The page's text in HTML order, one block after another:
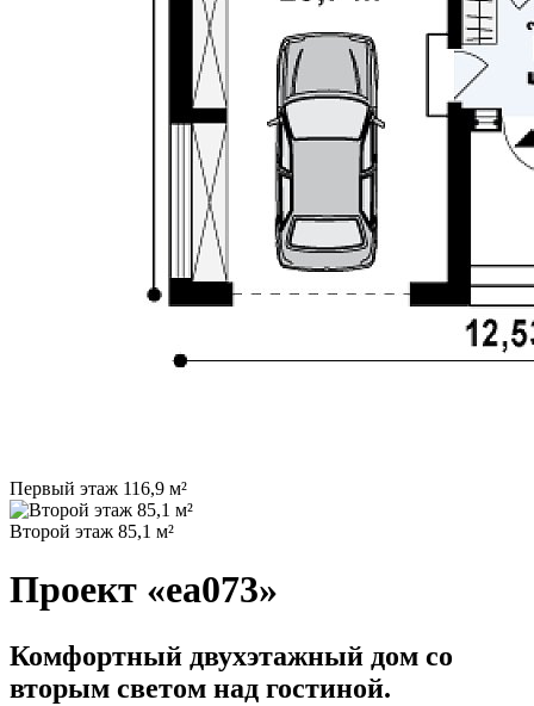
Первый этаж 116,9 м²
Второй этаж 85,1 м²
Проект «ea073»
Комфортный двухэтажный дом со
вторым светом над гостиной.